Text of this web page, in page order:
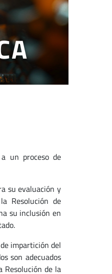
un proceso de
su evaluación y
Resolución de
su inclusión en
impartición del
son adecuados
Resolución de la